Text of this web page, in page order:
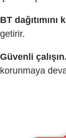
BT dağıtımını
getirir.
Güvenli çalışın.
korunmaya